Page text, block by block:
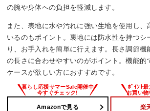
の腕や身体への負担を軽減します。
また、表地に水や汚れに強い生地を使用し、
いるのもポイント。裏地には防水性を持つシ
り、お手入れを簡単に行えます。長さ調節機
の長さに合わせやすいのがポイント。機能的
ケースが欲しい方におすすめです。
Amazonで見る 楽